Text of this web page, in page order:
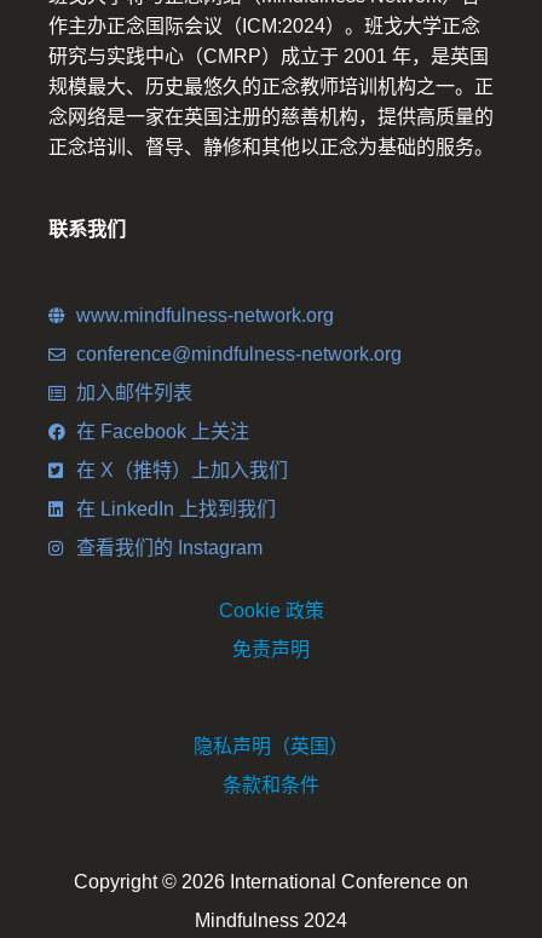
作主办正念国际会议（ICM:2024）。班戈大学正念
研究与实践中心（CMRP）成立于 2001 年，是英国
规模最大、历史最悠久的正念教师培训机构之一。正
念网络是一家在英国注册的慈善机构，提供高质量的
正念培训、督导、静修和其他以正念为基础的服务。
联系我们
www.mindfulness-network.org
conference@mindfulness-network.org
加入邮件列表
在 Facebook 上关注
在 X（推特）上加入我们
在 LinkedIn 上找到我们
查看我们的 Instagram
Cookie 政策
免责声明
隐私声明（英国）
条款和条件
Copyright © 2026 International Conference on
Mindfulness 2024